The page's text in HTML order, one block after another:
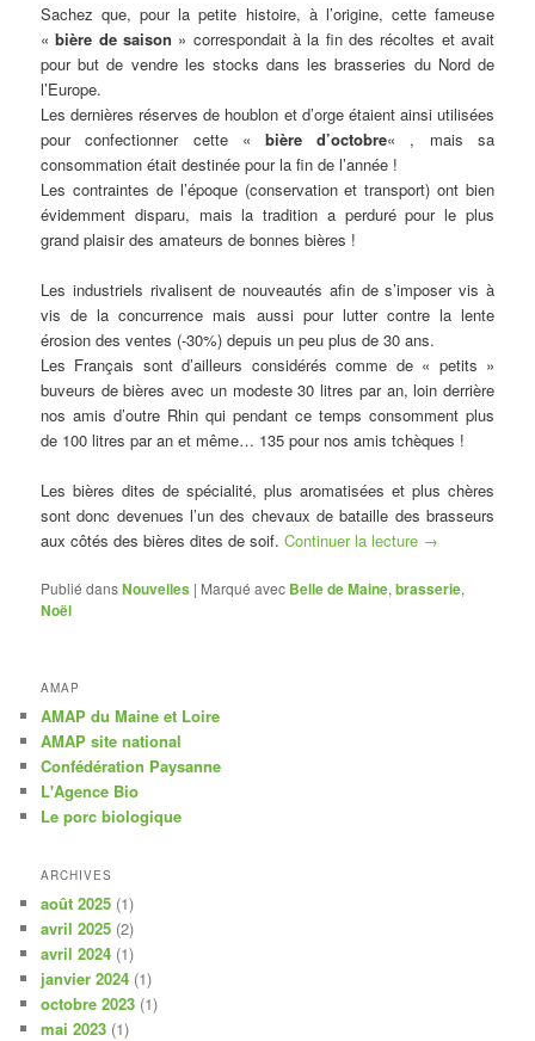
Sachez que, pour la petite histoire, à l’origine, cette fameuse
«bière de saison » correspondait à la fin des récoltes et avait
pour but de vendre les stocks dans les brasseries du Nord de
l’Europe.
Les dernières réserves de houblon et d’orge étaient ainsi utilisées
pour confectionner cette « bière d’octobre« , mais sa
consommation était destinée pour la fin de l’année !
Les contraintes de l’époque (conservation et transport) ont bien
évidemment disparu, mais la tradition a perduré pour le plus
grand plaisir des amateurs de bonnes bières !
Les industriels rivalisent de nouveautés afin de s’imposer vis à
vis de la concurrence mais aussi pour lutter contre la lente
érosion des ventes (-30%) depuis un peu plus de 30 ans.
Les Français sont d’ailleurs considérés comme de « petits »
buveurs de bières avec un modeste 30 litres par an, loin derrière
nos amis d’outre Rhin qui pendant ce temps consomment plus
de 100 litres par an et même… 135 pour nos amis tchèques !
Les bières dites de spécialité, plus aromatisées et plus chères
sont donc devenues l’un des chevaux de bataille des brasseurs
aux côtés des bières dites de soif.Continuer la lecture →
Publié dansNouvelles | Marqué avec Belle de Maine,brasserie,
Noël
AMAP
AMAP du Maine et Loire
AMAP site national
Confédération Paysanne
L'Agence Bio
Le porc biologique
ARCHIVES
août 2025 (1)
avril 2025 (2)
avril 2024 (1)
janvier 2024 (1)
octobre 2023 (1)
mai 2023 (1)